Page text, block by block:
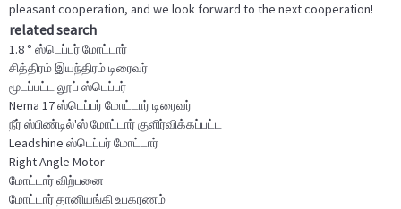
pleasant cooperation, and we look forward to the next cooperation!
related search
1.8 ° ஸ்டெப்பர் மோட்டார்
சித்திரம் இயந்திரம் டிரைவர்
மூடப்பட்ட லூப் ஸ்டெப்பர்
Nema 17 ஸ்டெப்பர் மோட்டார் டிரைவர்
நீர் ஸ்பிண்டில்'ஸ் மோட்டார் குளிர்விக்கப்பட்ட
Leadshine ஸ்டெப்பர் மோட்டார்
Right Angle Motor
மோட்டார் விற்பனை
மோட்டார் தானியங்கி உபகரணம்